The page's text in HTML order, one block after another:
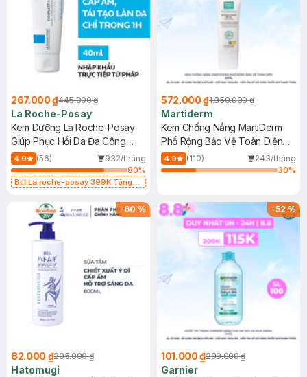
267.000 ₫445.000 ₫
La Roche-Posay
Kem Dưỡng La Roche-Posay
Giúp Phục Hồi Da Đa Công
Dụng 40ml
4.9 (56)
932/tháng
80%
Bill La roche-posay 399K Tặng
(SL có hạn)
572.000 ₫1.350.000 ₫
Martiderm
Kem Chống Nắng MartiDerm
Phổ Rộng Bảo Vệ Toàn Diện
40ml
4.9 (110)
243/tháng
30%
-60 %
82.000 ₫205.000 ₫
Hatomugi
-52%
101.000 ₫209.000 ₫
Garnier